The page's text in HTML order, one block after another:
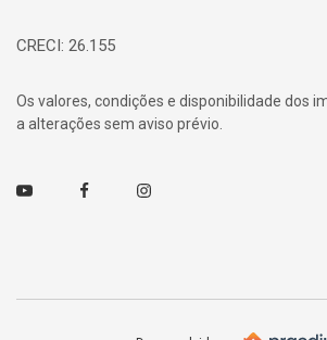
CRECI: 26.155
Os valores, condições e disponibilidade dos
a alterações sem aviso prévio.
Youtube FacebookInstagram